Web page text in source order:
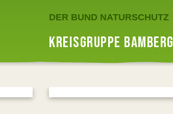
DER BUND NATURSCHUTZ
KREISGRUPPE BAMBERG